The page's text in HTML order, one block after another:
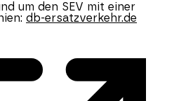
um den SEV mit einer
db-ersatzverkehr.de